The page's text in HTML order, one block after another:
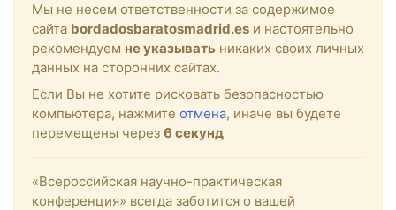
Мы не несем ответственности за содержимое
сайта bordadosbaratosmadrid.es и настоятельно
рекомендуем не указывать никаких своих личных
данных на сторонних сайтах.
Если Вы не хотите рисковать безопасностью
компьютера, нажмите отмена, иначе вы будете
перемещены через 6 секунд
«Всероссийская научно-практическая
конференция» всегда заботится о вашей